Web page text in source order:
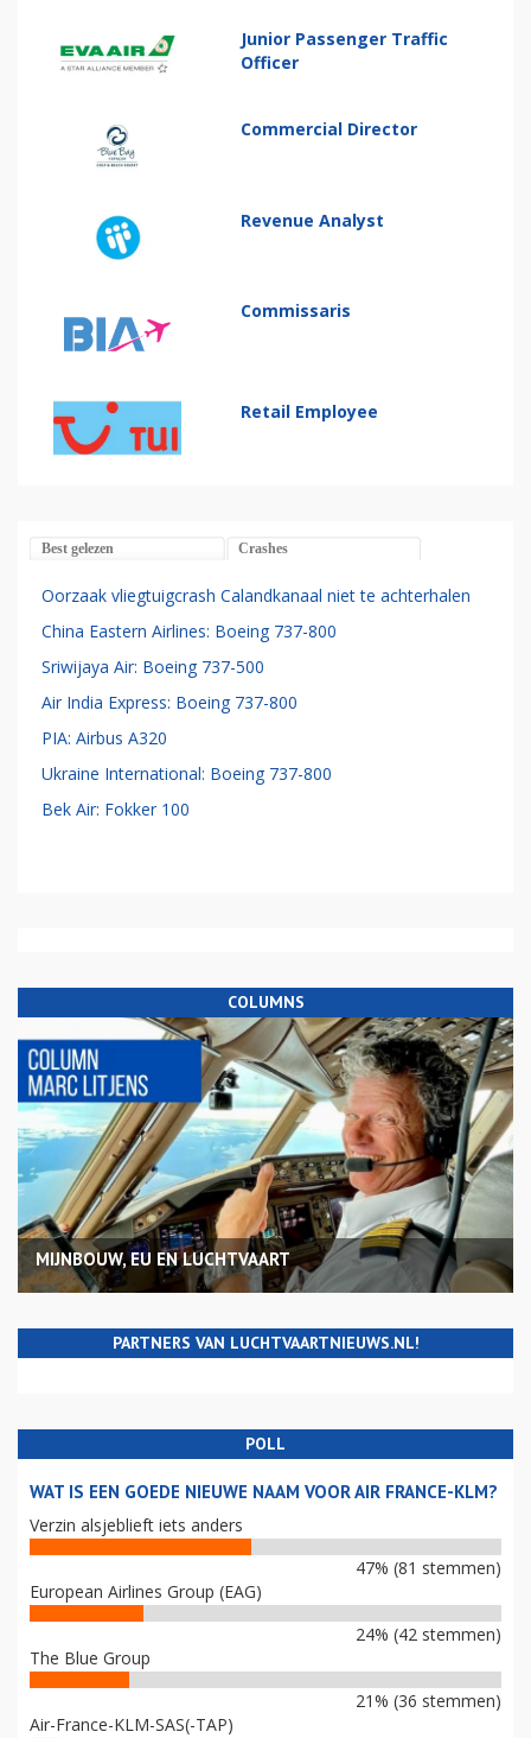
Junior Passenger Traffic
Officer
Commercial Director
Revenue Analyst
Commissaris
Retail Employee
Best gelezen Crashes
Oorzaak vliegtuigcrash Calandkanaal niet te achterhalen
China Eastern Airlines: Boeing 737-800
Sriwijaya Air: Boeing 737-500
Air India Express: Boeing 737-800
PIA: Airbus A320
Ukraine International: Boeing 737-800
Bek Air: Fokker 100
COLUMNS
MIJNBOUW, EU EN LUCHTVAART
PARTNERS VAN LUCHTVAARTNIEUWS.NL!
POLL
WAT IS EEN GOEDE NIEUWE NAAM VOOR AIR FRANCE-KLM?
Verzin alsjeblieft iets anders
47% (81 stemmen)
European Airlines Group (EAG)
24% (42 stemmen)
The Blue Group
21% (36 stemmen)
Air-France-KLM-SAS(-TAP)